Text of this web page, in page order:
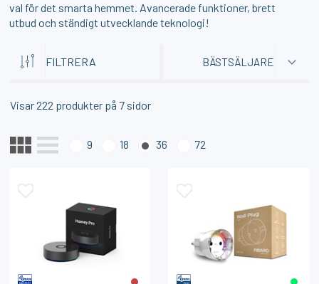
Smart Strömbrytare med Zigbee 3.0 – (Neutralledare)
val för det smarta hemmet. Avancerade funktioner, brett
utbud och ständigt utvecklande teknologi!
FILTRERA BÄSTSÄLJARE
Visar222 produkter på 7 sidor
9 18 36 72